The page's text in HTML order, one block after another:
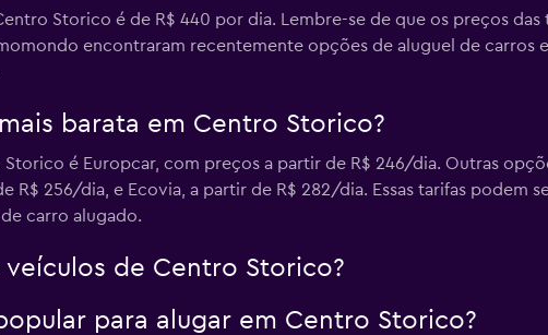
Ver preços
Storico é de R$ 440 por dia. Lembre-se de que os preços das
encontraram recentemente opções de aluguel de carros
barata em Centro Storico?
é Europcar, com preços a partir de R$ 246/dia. Outras
R$ 256/dia, e Ecovia, a partir de R$ 282/dia. Essas tarifas podem
carro alugado.
de Centro Storico?
para alugar em Centro Storico?